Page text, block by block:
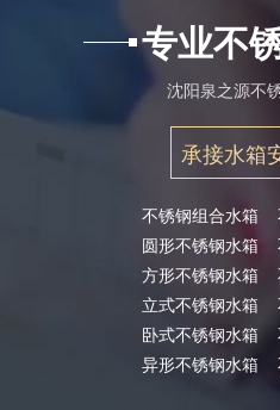
专业不
沈阳泉之源不
承接水箱
不锈钢组合水箱
圆形不锈钢水箱
方形不锈钢水箱
立式不锈钢水箱
卧式不锈钢水箱
异形不锈钢水箱